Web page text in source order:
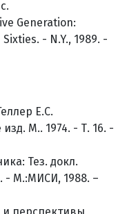
Generation:
- N.Y., 1989. -
Е.С.
М.. 1974. - Т. 16. -
Тез. докл.
- М.:МИСИ, 1988. –
и перспективы